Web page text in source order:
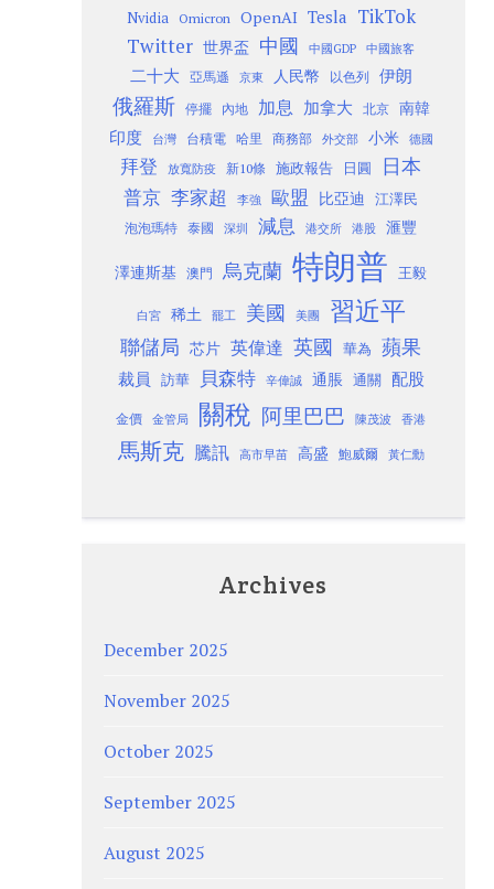
Nvidia Omicron OpenAI Tesla TikTok
Twitter 世界盃 中國 中國GDP 中國旅客
二十大 亞馬遜 京東 人民幣 以色列 伊朗
俄羅斯 停擺 內地 加息 加拿大 北京
南韓
印度
台灣 台積電 哈里 商務部 外交部 小米 德國
拜登 放寬防疫 新10條 施政報告 日圓 日本
普京 李家超 李強 歐盟 比亞迪 江澤民
泡泡瑪特 泰國 深圳 減息 港交所 港股 滙豐
澤連斯基 澳門 烏克蘭 特朗普 王毅
白宮 稀土 罷工 美國 美團 習近平
聯儲局 芯片 英偉達 英國 華為 蘋果
裁員 訪華 貝森特 辛偉誠 通脹 通關 配股
金價 金管局 關稅 阿里巴巴 陳茂波 香港
馬斯克 騰訊 高市早苗 高盛 鮑威爾 黃仁勳
Archives
December 2025
November 2025
October 2025
September 2025
August 2025